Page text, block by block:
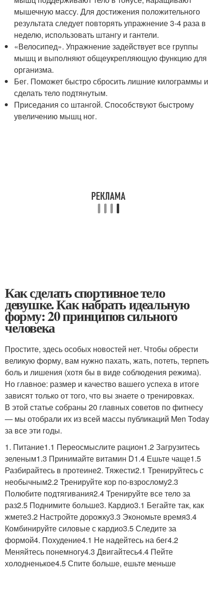
мышечную массу. Для достижения положительного
результата следует повторять упражнение 3-4 раза в
неделю, использовать штангу и гантели.
«Велосипед». Упражнение задействует все группы
мышц и выполняют общеукрепляющую функцию для
организма.
Бег. Поможет быстро сбросить лишние килограммы и
сделать тело подтянутым.
Приседания со штангой. Способствуют быстрому
увеличению мышц ног.
Как сделать спортивное тело
девушке. Как набрать идеальную
форму: 20 принципов сильного
человека
Простите, здесь особых новостей нет. Чтобы обрести
великую форму, вам нужно пахать, жать, потеть, терпеть
боль и лишения (хотя бы в виде соблюдения режима).
Но главное: размер и качество вашего успеха в итоге
зависят только от того, что вы знаете о тренировках.
В этой статье собраны 20 главных советов по фитнесу
— мы отобрали их из всей массы публикаций Men Today
за все эти годы.
1. Питание1.1 Переосмыслите рацион1.2 Загрузитесь
зеленым1.3 Принимайте витамин D1.4 Ешьте чаще1.5
Разбирайтесь в протеине2. Тяжести2.1 Тренируйтесь с
необычным2.2 Тренируйте кор по-взрослому2.3
Полюбите подтягивания2.4 Тренируйте все тело за
раз2.5 Поднимите больше3. Кардио3.1 Бегайте так, как
жмете3.2 Настройте дорожку3.3 Экономьте время3.4
Комбинируйте силовые с кардио3.5 Следите за
формой4. Похудение4.1 Не надейтесь на бег4.2
Меняйтесь понемногу4.3 Двигайтесь4.4 Пейте
холодненькое4.5 Спите больше, ешьте меньше